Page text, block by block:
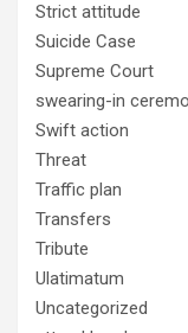
Strict attitude
Suicide Case
Supreme Court
swearing-in
Swift action
Threat
Traffic plan
Transfers
Tribute
Ulatimatum
Uncategorized